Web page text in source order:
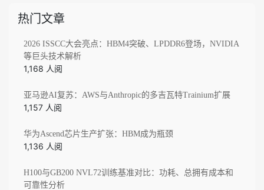
热门文章
2026 ISSCC大会亮点：HBM4突破、LPDDR6登场，NVIDIA
等巨头技术解析
1,168 人阅
亚马逊AI复苏：AWS与Anthropic的多吉瓦特Trainium扩展
1,157 人阅
华为Ascend芯片生产扩张：HBM成为瓶颈
1,136 人阅
H100与GB200 NVL72训练基准对比：功耗、总拥有成本和
可靠性分析